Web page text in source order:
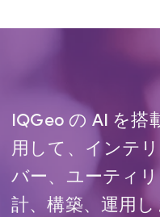
IQGeo の AI を
用して、インテ
バー、ユーティ
計、構築、運用し